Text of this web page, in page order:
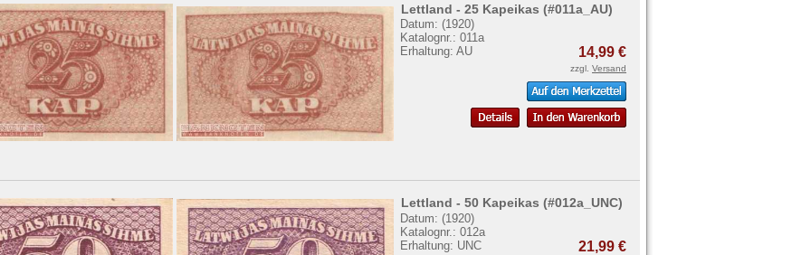
Lettland - 25 Kapeikas (#011a_AU)
Datum: (1920)
Katalognr.: 011a
Erhaltung: AU
14,99 €
zzgl. Versand
Lettland - 50 Kapeikas (#012a_UNC)
Datum: (1920)
Katalognr.: 012a
Erhaltung: UNC
21,99 €